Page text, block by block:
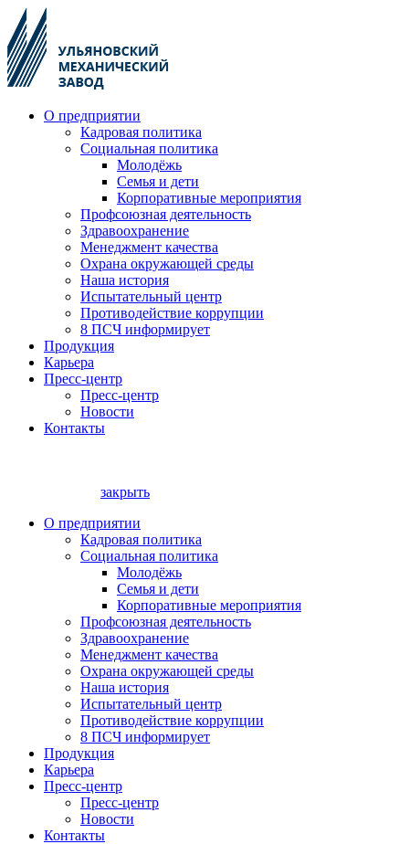
О предприятии
Кадровая политика
Социальная политика
Молодёжь
Семья и дети
Корпоративные мероприятия
Профсоюзная деятельность
Здравоохранение
Менеджмент качества
Охрана окружающей среды
Наша история
Испытательный центр
Противодействие коррупции
8 ПСЧ информирует
Продукция
Карьера
Пресс-центр
Пресс-центр
Новости
Контакты
закрыть
О предприятии
Кадровая политика
Социальная политика
Молодёжь
Семья и дети
Корпоративные мероприятия
Профсоюзная деятельность
Здравоохранение
Менеджмент качества
Охрана окружающей среды
Наша история
Испытательный центр
Противодействие коррупции
8 ПСЧ информирует
Продукция
Карьера
Пресс-центр
Пресс-центр
Новости
Контакты